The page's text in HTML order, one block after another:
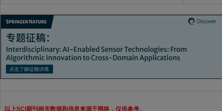
以上SCI期刊相关数据和信息来源于网络，仅供参考。